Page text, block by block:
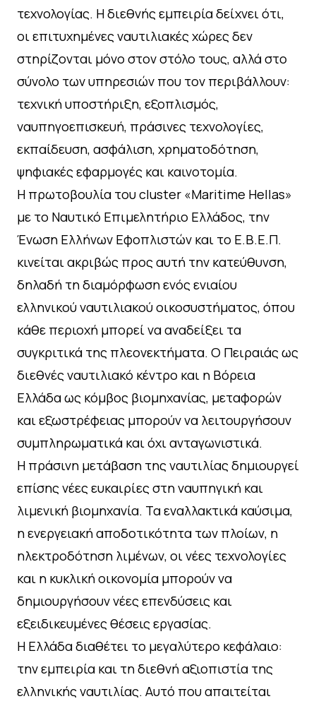
τεχνολογίας. Η διεθνής εμπειρία δείχνει ότι,
οι επιτυχημένες ναυτιλιακές χώρες δεν
στηρίζονται μόνο στον στόλο τους, αλλά στο
σύνολο των υπηρεσιών που τον περιβάλλουν:
τεχνική υποστήριξη, εξοπλισμός,
ναυπηγοεπισκευή, πράσινες τεχνολογίες,
εκπαίδευση, ασφάλιση, χρηματοδότηση,
ψηφιακές εφαρμογές και καινοτομία.
Η πρωτοβουλία του cluster «Maritime Hellas»
με το Ναυτικό Επιμελητήριο Ελλάδος, την
Ένωση Ελλήνων Εφοπλιστών και το Ε.Β.Ε.Π.
κινείται ακριβώς προς αυτή την κατεύθυνση,
δηλαδή τη διαμόρφωση ενός ενιαίου
ελληνικού ναυτιλιακού οικοσυστήματος, όπου
κάθε περιοχή μπορεί να αναδείξει τα
συγκριτικά της πλεονεκτήματα. Ο Πειραιάς ως
διεθνές ναυτιλιακό κέντρο και η Βόρεια
Ελλάδα ως κόμβος βιομηχανίας, μεταφορών
και εξωστρέφειας μπορούν να λειτουργήσουν
συμπληρωματικά και όχι ανταγωνιστικά.
Η πράσινη μετάβαση της ναυτιλίας δημιουργεί
επίσης νέες ευκαιρίες στη ναυπηγική και
λιμενική βιομηχανία. Τα εναλλακτικά καύσιμα,
η ενεργειακή αποδοτικότητα των πλοίων, η
ηλεκτροδότηση λιμένων, οι νέες τεχνολογίες
και η κυκλική οικονομία μπορούν να
δημιουργήσουν νέες επενδύσεις και
εξειδικευμένες θέσεις εργασίας.
Η Ελλάδα διαθέτει το μεγαλύτερο κεφάλαιο:
την εμπειρία και τη διεθνή αξιοπιστία της
ελληνικής ναυτιλίας. Αυτό που απαιτείται